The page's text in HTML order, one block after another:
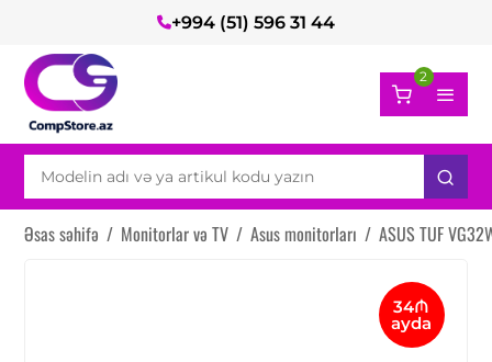
+994 (51) 596 31 44
2
Əsas səhifə / Monitorlar və TV / Asus monitorları / ASUS TUF
34₼
ayda